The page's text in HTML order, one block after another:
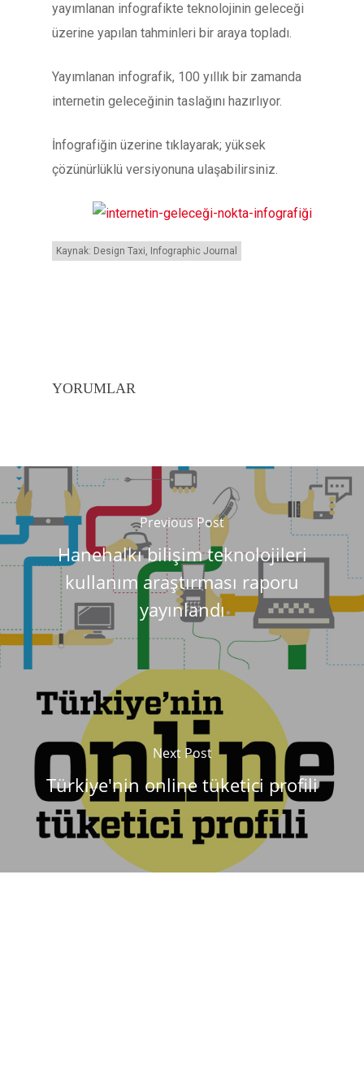
yayımlanan infografikte teknolojinin geleceği
üzerine yapılan tahminleri bir araya topladı.
Yayımlanan infografik, 100 yıllık bir zamanda
internetin geleceğinin taslağını hazırlıyor.
İnfografiğin üzerine tıklayarak; yüksek
çözünürlüklü versiyonuna ulaşabilirsiniz.
Kaynak: Design Taxi, Infographic Journal
YORUMLAR
Previous Post
Hanehalkı bilişim teknolojileri
kullanım araştırması raporu
yayınlandı
Next Post
Türkiye'nin online tüketici profili